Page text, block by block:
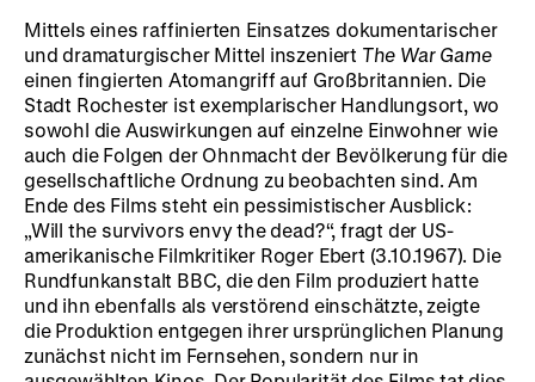
Mittels eines raffinierten Einsatzes dokumentarischer
und dramaturgischer Mittel inszeniert The War Game
einen fingierten Atomangriff auf Großbritannien. Die
Stadt Rochester ist exemplarischer Handlungsort, wo
sowohl die Auswirkungen auf einzelne Einwohner wie
auch die Folgen der Ohnmacht der Bevölkerung für die
gesellschaftliche Ordnung zu beobachten sind. Am
Ende des Films steht ein pessimistischer Ausblick:
„Will the survivors envy the dead?“, fragt der US-
amerikanische Filmkritiker Roger Ebert (3.10.1967). Die
Rundfunkanstalt BBC, die den Film produziert hatte
und ihn ebenfalls als verstörend einschätzte, zeigte
die Produktion entgegen ihrer ursprünglichen Planung
zunächst nicht im Fernsehen, sondern nur in